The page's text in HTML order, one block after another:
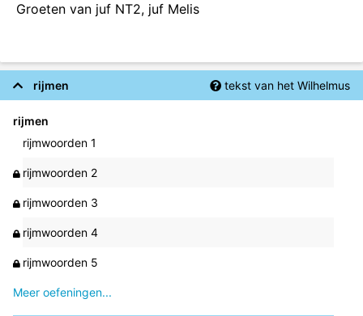
Groeten van juf NT2, juf Melis
rijmen tekst van het Wilhelmus
rijmen
rijmwoorden 1
rijmwoorden 2
rijmwoorden 3
rijmwoorden 4
rijmwoorden 5
Meer oefeningen...